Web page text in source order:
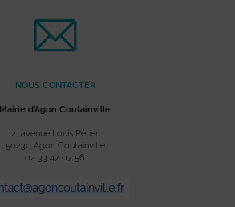
NOUS CONTACTER
Mairie d’Agon Coutainville
2, avenue Louis Périer
50230 Agon Coutainville
02 33 47 07 56